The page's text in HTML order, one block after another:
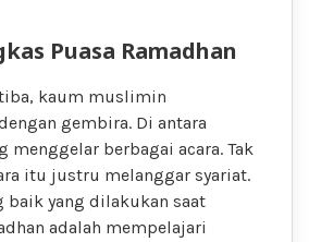
Puasa Ramadhan
tiba, kaum muslimin
gembira. Di antara
menggelar berbagai acara. Tak
itu justru melanggar syariat.
baik yang dilakukan saat
adalah mempelajari